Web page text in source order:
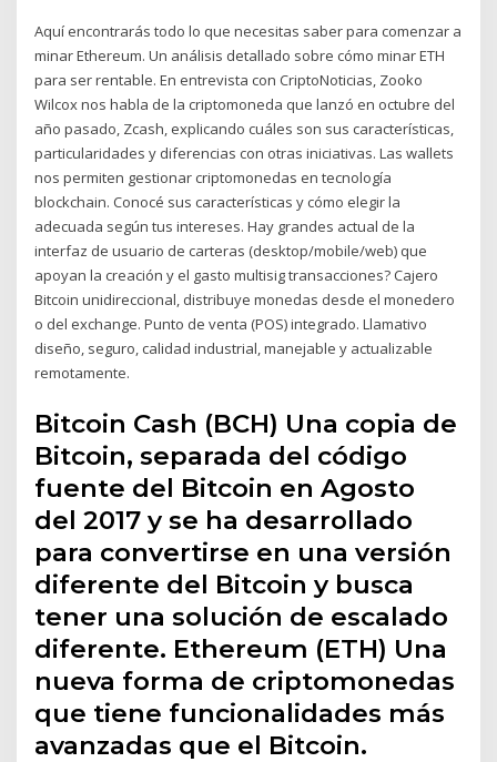
Aquí encontrarás todo lo que necesitas saber para comenzar a
minar Ethereum. Un análisis detallado sobre cómo minar ETH
para ser rentable. En entrevista con CriptoNoticias, Zooko
Wilcox nos habla de la criptomoneda que lanzó en octubre del
año pasado, Zcash, explicando cuáles son sus características,
particularidades y diferencias con otras iniciativas. Las wallets
nos permiten gestionar criptomonedas en tecnología
blockchain. Conocé sus características y cómo elegir la
adecuada según tus intereses. Hay grandes actual de la
interfaz de usuario de carteras (desktop/mobile/web) que
apoyan la creación y el gasto multisig transacciones? Cajero
Bitcoin unidireccional, distribuye monedas desde el monedero
o del exchange. Punto de venta (POS) integrado. Llamativo
diseño, seguro, calidad industrial, manejable y actualizable
remotamente.
Bitcoin Cash (BCH) Una copia de
Bitcoin, separada del código
fuente del Bitcoin en Agosto
del 2017 y se ha desarrollado
para convertirse en una versión
diferente del Bitcoin y busca
tener una solución de escalado
diferente. Ethereum (ETH) Una
nueva forma de criptomonedas
que tiene funcionalidades más
avanzadas que el Bitcoin.